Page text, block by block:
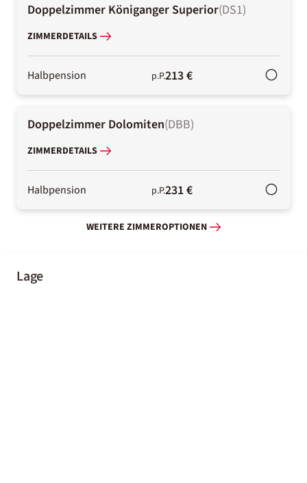
Doppelzimmer Königanger Superior(DS1)
ZIMMERDETAILS
Halbpension p.P.213 €
Doppelzimmer Dolomiten(DBB)
ZIMMERDETAILS
Halbpension p.P.231 €
WEITERE ZIMMEROPTIONEN
Lage